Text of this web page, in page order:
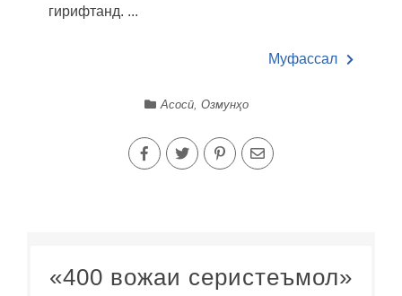
гирифтанд. ...
Муфассал
Асосӣ, Озмунҳо
«400 вожаи серистеъмол»